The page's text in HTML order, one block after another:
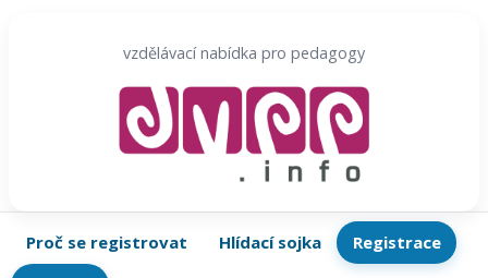
vzdělávací nabídka pro pedagogy
Proč se registrovat Hlídací sojka
Registrace